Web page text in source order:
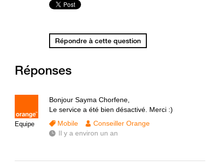
Répondre à cette question
Réponses
Equipe
Bonjour Sayma Chorfene,
Le service a été bien désactivé. Merci :)
Mobile
Conseiller Orange
Il y a environ un an